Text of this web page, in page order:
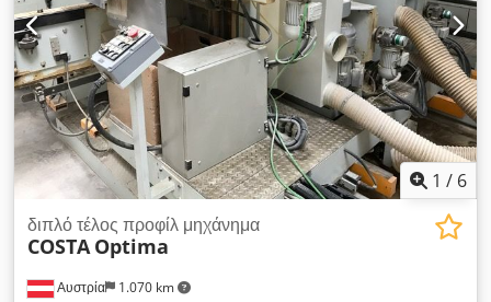
1 / 6
Αυστρία 1.070 km
διπλό τέλος προφίλ μηχάνημα
COSTA Optima